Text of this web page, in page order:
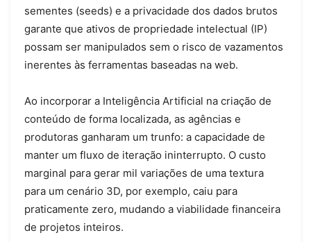
sementes (seeds) e a privacidade dos dados brutos
garante que ativos de propriedade intelectual (IP)
possam ser manipulados sem o risco de vazamentos
inerentes às ferramentas baseadas na web.
Ao incorporar a Inteligência Artificial na criação de
conteúdo de forma localizada, as agências e
produtoras ganharam um trunfo: a capacidade de
manter um fluxo de iteração ininterrupto. O custo
marginal para gerar mil variações de uma textura
para um cenário 3D, por exemplo, caiu para
praticamente zero, mudando a viabilidade financeira
de projetos inteiros.